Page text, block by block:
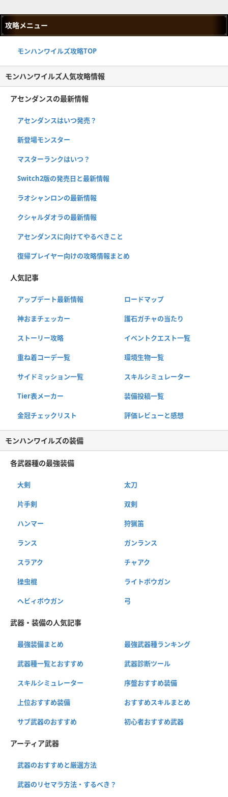
攻略メニュー
モンハンワイルズ攻略TOP
モンハンワイルズ人気攻略情報
アセンダンスの最新情報
アセンダンスはいつ発売？
新登場モンスター
マスターランクはいつ？
Switch2版の発売日と最新情報
ラオシャンロンの最新情報
クシャルダオラの最新情報
アセンダンスに向けてやるべきこと
復帰プレイヤー向けの攻略情報まとめ
人気記事
アップデート最新情報 ロードマップ
神おまチェッカー 護石ガチャの当たり
ストーリー攻略 イベントクエスト一覧
重ね着コーデ一覧 環境生物一覧
サイドミッション一覧 スキルシミュレーター
Tier表メーカー 装備投稿一覧
金冠チェックリスト 評価レビューと感想
モンハンワイルズの装備
各武器種の最強装備
大剣 太刀
片手剣 双剣
ハンマー 狩猟笛
ランス ガンランス
スラアク チャアク
操虫棍 ライトボウガン
ヘビィボウガン 弓
武器・装備の人気記事
最強装備まとめ 最強武器種ランキング
武器種一覧とおすすめ 武器診断ツール
スキルシミュレーター 序盤おすすめ装備
上位おすすめ装備 おすすめスキルまとめ
サブ武器のおすすめ 初心者おすすめ武器
アーティア武器
武器のおすすめと厳選方法
武器のリセマラ方法・するべき？